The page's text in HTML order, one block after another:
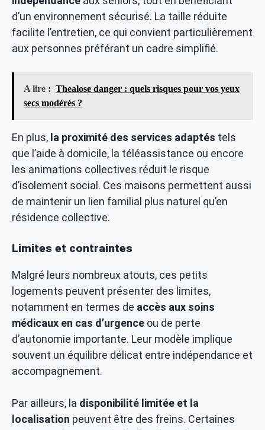
d’un environnement sécurisé. La taille réduite
facilite l’entretien, ce qui convient particulièrement
aux personnes préférant un cadre simplifié.
A lire : Thealose danger : quels risques pour vos yeux
secs modérés ?
En plus, la proximité des services adaptés tels
que l’aide à domicile, la téléassistance ou encore
les animations collectives réduit le risque
d’isolement social. Ces maisons permettent aussi
de maintenir un lien familial plus naturel qu’en
résidence collective.
Limites et contraintes
Malgré leurs nombreux atouts, ces petits
logements peuvent présenter des limites,
notamment en termes de accès aux soins
médicaux en cas d’urgence ou de perte
d’autonomie importante. Leur modèle implique
souvent un équilibre délicat entre indépendance et
accompagnement.
Par ailleurs, la disponibilité limitée et la
localisation peuvent être des freins. Certaines